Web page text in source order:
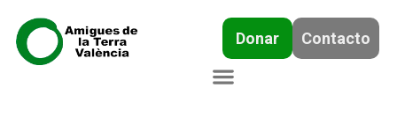
Contacto
Donar